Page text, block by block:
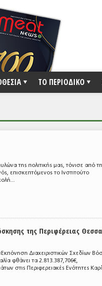
ΤΟ ΠΕΡΙΟΔΙΚΟ
της πολιτικής μας, τόνισε από τη
επισκεπτόμενος το Ινστιτούτο
της Περιφέρειας
Διαχειριστικών Σχεδίων
φθάνει τα 2.813.387,706€,
στις Περιφερειακές Ενότητες